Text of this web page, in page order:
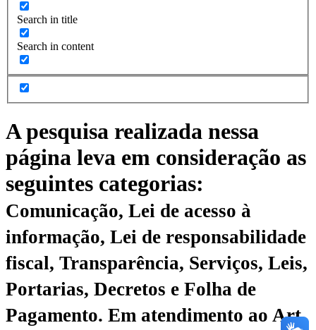
Search in title
Search in content
A pesquisa realizada nessa
página leva em consideração as
seguintes categorias:
Comunicação, Lei de acesso à
informação, Lei de responsabilidade
fiscal, Transparência, Serviços, Leis,
Portarias, Decretos e Folha de
Pagamento. Em atendimento ao Art.